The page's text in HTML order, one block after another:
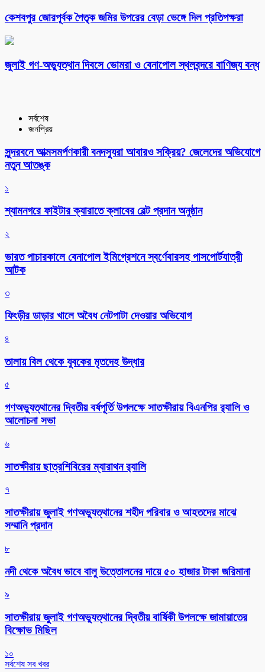
কেশবপুর জোরপূর্বক পৈতৃক জমির উপরের বেড়া ভেঙ্গে দিল প্রতিপক্ষরা
‎জুলাই গণ-অভ্যুত্থান দিবসে ভোমরা ও বেনাপোল স্থলবন্দরে বাণিজ্য বন্ধ
সর্বশেষ
জনপ্রিয়
সুন্দরবনে আত্মসমর্পণকারী বনদস্যুরা আবারও সক্রিয়? জেলেদের অভিযোগে
নতুন আতঙ্ক
১
শ্যামনগরে ফাইটার ক্যারাতে ক্লাবের বেল্ট প্রদান অনুষ্ঠান
২
ভারত পাচারকালে বেনাপোল ইমিগ্রেশনে স্বর্ণেবারসহ পাসপোর্টযাত্রী
আটক
৩
ফিংড়ীর ডাড়ার খালে অবৈধ নেটপাটা দেওয়ার অভিযোগ
৪
তালায় বিল থেকে যুবকের মৃতদেহ উদ্ধার
৫
গণঅভ্যুত্থানের দ্বিতীয় বর্ষপূর্তি উপলক্ষে সাতক্ষীরায় বিএনপির র‌্যালি ও
আলোচনা সভা
৬
সাতক্ষীরায় ছাত্রশিবিরের ম্যারাথন র‌্যালি
৭
সাতক্ষীরায় জুলাই গণঅভ্যুত্থানের শহীদ পরিবার ও আহতদের মাঝে
সম্মানি প্রদান
৮
নদী থেকে অবৈধ ভাবে বালু উত্তোলনের দায়ে ৫০ হাজার টাকা জরিমানা
৯
সাতক্ষীরায় জুলাই গণঅভ্যুত্থানের দ্বিতীয় বার্ষিকী উপলক্ষে জামায়াতের
বিক্ষোভ মিছিল
১০
সর্বশেষ সব খবর